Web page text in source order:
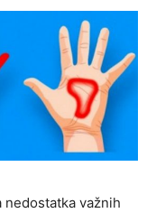
važnih